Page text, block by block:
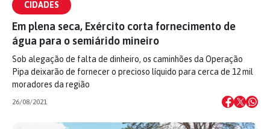
CIDADES
Em plena seca, Exército corta fornecimento de
água para o semiárido mineiro
Sob alegação de falta de dinheiro, os caminhões da Operação
Pipa deixarão de fornecer o precioso líquido para cerca de 12 mil
moradores da região
26/08/2021